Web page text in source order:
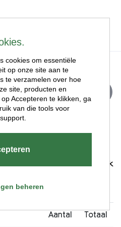
2
wilt komen ravotten! Maak
het aantal tickets en ga
pagina.
Aantal Totaal
cookies om essentiële
op onze site aan te
te verzamelen over hoe
site, producten en
Accepteren te klikken, ga
van die tools voor
beheren